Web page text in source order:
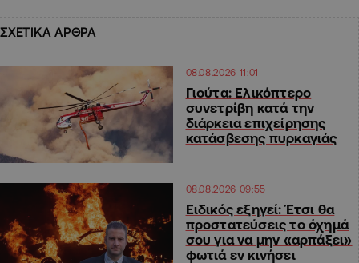
ΣΧΕΤΙΚΑ ΑΡΘΡΑ
08.08.2026 11:01
Γιούτα: Ελικόπτερο
συνετρίβη κατά την
διάρκεια επιχείρησης
κατάσβεσης πυρκαγιάς
08.08.2026 09:55
Ειδικός εξηγεί: Έτσι θα
προστατεύσεις το όχημά
σου για να μην «αρπάξει»
φωτιά εν κινήσει